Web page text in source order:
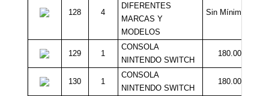
128 4
DIFERENTES
MARCAS Y
MODELOS
Sin Mínimo
129 1
CONSOLA
NINTENDO SWITCH
180.000
130 1
CONSOLA
NINTENDO SWITCH
180.000